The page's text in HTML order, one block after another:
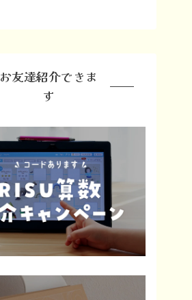
お友達紹介できま
す